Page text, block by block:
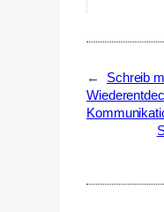
←
Schreib